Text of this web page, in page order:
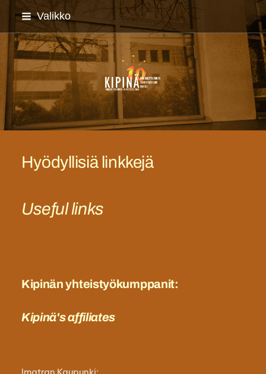
Siirry
sisältöön
Valikko
Imatran
Hyödyllisiä linkkejä
Useful links
Kipinän yhteistyökumppanit:
Kipinä's affiliates
Imatran Kaupunki: